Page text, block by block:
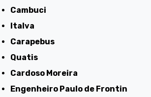
Cambuci
Italva
Carapebus
Quatis
Cardoso Moreira
Engenheiro Paulo de Frontin